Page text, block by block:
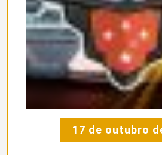
17 de outubro